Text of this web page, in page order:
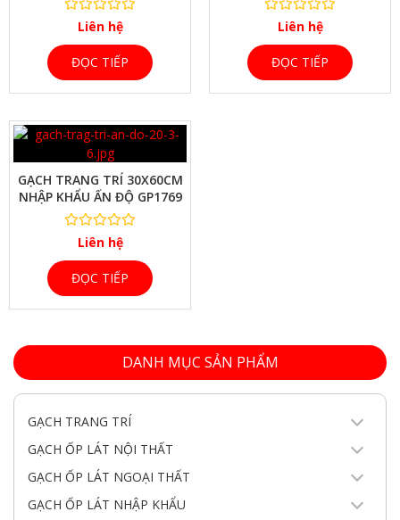
Liên hệ
ĐỌC TIẾP
Liên hệ
ĐỌC TIẾP
GẠCH TRANG TRÍ 30X60CM
NHẬP KHẨU ẤN ĐỘ GP1769
Liên hệ
ĐỌC TIẾP
DANH MỤC SẢN PHẨM
GẠCH TRANG TRÍ
GẠCH ỐP LÁT NỘI THẤT
GẠCH ỐP LÁT NGOẠI THẤT
GẠCH ỐP LÁT NHẬP KHẨU